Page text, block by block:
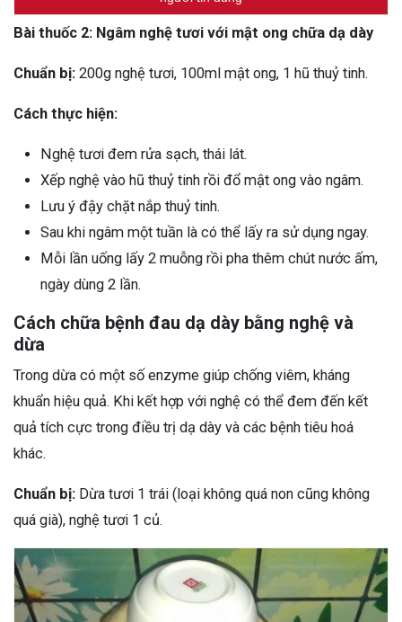
Bài thuốc 2: Ngâm nghệ tươi với mật ong chữa dạ dày
Chuẩn bị: 200g nghệ tươi, 100ml mật ong, 1 hũ thuỷ tinh.
Cách thực hiện:
Nghệ tươi đem rửa sạch, thái lát.
Xếp nghệ vào hũ thuỷ tinh rồi đổ mật ong vào ngâm.
Lưu ý đậy chặt nắp thuỷ tinh.
Sau khi ngâm một tuần là có thể lấy ra sử dụng ngay.
Mỗi lần uống lấy 2 muỗng rồi pha thêm chút nước ấm,
ngày dùng 2 lần.
Cách chữa bệnh đau dạ dày bằng nghệ và
dừa
Trong dừa có một số enzyme giúp chống viêm, kháng
khuẩn hiệu quả. Khi kết hợp với nghệ có thể đem đến kết
quả tích cực trong điều trị dạ dày và các bệnh tiêu hoá
khác.
Chuẩn bị: Dừa tươi 1 trái (loại không quá non cũng không
quá già), nghệ tươi 1 củ.